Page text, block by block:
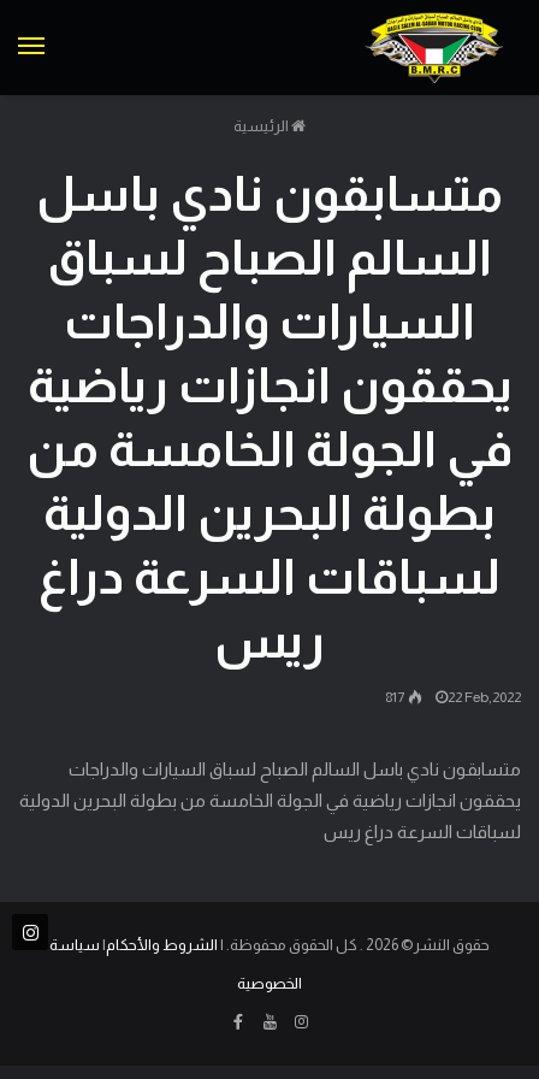
الرئيسية
متسابقون نادي باسل
السالم الصباح لسباق
السيارات والدراجات
يحققون انجازات رياضية
في الجولة الخامسة من
بطولة البحرين الدولية
لسباقات السرعة دراغ
ريس
22 Feb,2022
817
متسابقون نادي باسل السالم الصباح لسباق السيارات والدراجات
يحققون انجازات رياضية في الجولة الخامسة من بطولة البحرين الدولية
لسباقات السرعة دراغ ريس
حقوق النشر© 2026 . كل الحقوق محفوظة. | الشروط والأحكام| سياسة
الخصوصية
انستغرام
يوتيوب